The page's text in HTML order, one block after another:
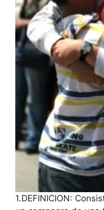
1.DEFINICION: